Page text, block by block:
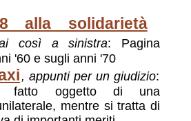
alla solidarietà
così a sinistra: Pagina
'60 e sugli anni '70
, appunti per un giudizio:
fatto oggetto di una
mentre si tratta di